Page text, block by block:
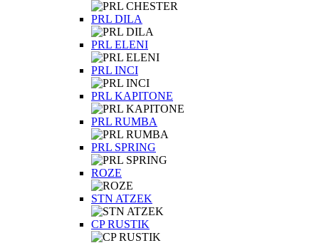
PRL DILA
PRL ELENI
PRL INCI
PRL KAPITONE
PRL RUMBA
PRL SPRING
ROZE
STN ATZEK
СP RUSTIK